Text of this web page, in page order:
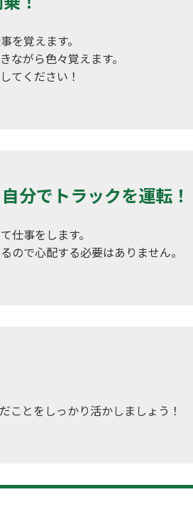
を覚えます。
ながら色々覚えます。
てください！
分でトラックを運転！
仕事をします。
ので心配する必要はありません。
ことをしっかり活かしましょう！